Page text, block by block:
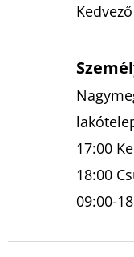
17:00
18:00
09:00-